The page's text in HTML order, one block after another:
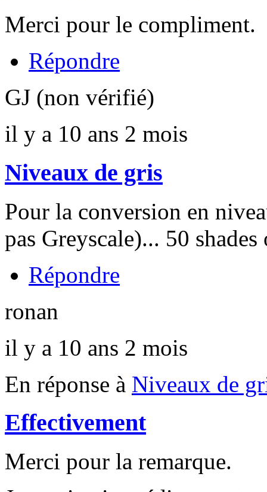
Merci pour le compliment.
Répondre
GJ (non vérifié)
il y a 10 ans 2 mois
Niveaux de gris
Pour la conversion en
pas Greyscale)... 50
Répondre
ronan
il y a 10 ans 2 mois
En réponse à Niveaux de
Effectivement
Merci pour la remarque.